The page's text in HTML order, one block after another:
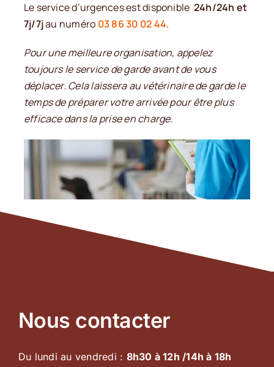
Le service d’urgences est disponible 24h/24h et
7j/7jau numéro 03 86 30 02 44.
Pour une meilleure organisation, appelez
toujours le service de garde avant de vous
déplacer. Cela laissera au vétérinaire de garde le
temps de préparer votre arrivée pour être plus
efficace dans la prise en charge.
Nous contacter
Du lundi au vendredi : 8h30 à 12h /14h à 18h